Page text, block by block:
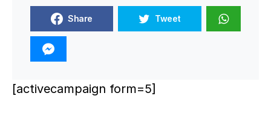
Share Tweet
[activecampaign form=5]